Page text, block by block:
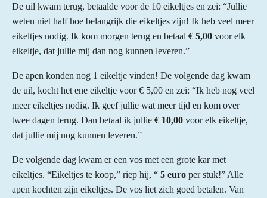
De uil kwam terug, betaalde voor de 10 eikeltjes en zei: “Jullie
weten niet half hoe belangrijk die eikeltjes zijn! Ik heb veel meer
eikeltjes nodig. Ik kom morgen terug en betaal € 5,00 voor elk
eikeltje, dat jullie mij dan nog kunnen leveren.”
De apen konden nog 1 eikeltje vinden! De volgende dag kwam
de uil, kocht het ene eikeltje voor € 5,00 en zei: “Ik heb nog veel
meer eikeltjes nodig. Ik geef jullie wat meer tijd en kom over
twee dagen terug. Dan betaal ik jullie € 10,00 voor elk eikeltje,
dat jullie mij nog kunnen leveren.”
De volgende dag kwam er een vos met een grote kar met
eikeltjes. “Eikeltjes te koop,” riep hij, “ 5 euro per stuk!” Alle
apen kochten zijn eikeltjes. De vos liet zich goed betalen. Van